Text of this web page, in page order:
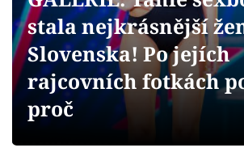
Videa
Sledujte prima+
stala nejkrásnější
Slovenska! Po jejích
rajcovních fotkách
proč